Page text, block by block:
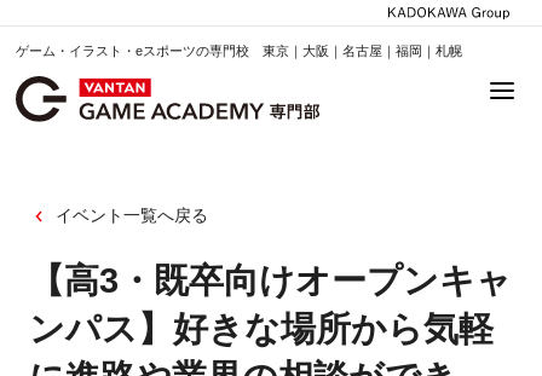
ゲーム・イラスト・eスポーツの専門校 東京｜大阪｜名古屋｜福岡｜札幌
イベント一覧へ戻る
【高3・既卒向けオープンキャ
ンパス】好きな場所から気軽